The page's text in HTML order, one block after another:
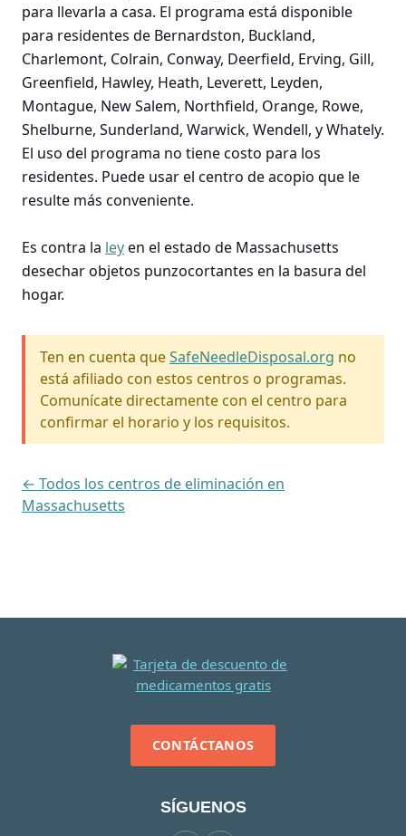
para llevarla a casa. El programa está disponible
para residentes de Bernardston, Buckland,
Charlemont, Colrain, Conway, Deerfield, Erving, Gill,
Greenfield, Hawley, Heath, Leverett, Leyden,
Montague, New Salem, Northfield, Orange, Rowe,
Shelburne, Sunderland, Warwick, Wendell, y Whately.
El uso del programa no tiene costo para los
residentes. Puede usar el centro de acopio que le
resulte más conveniente.
Es contra la leyen el estado de Massachusetts
desechar objetos punzocortantes en la basura del
hogar.
Ten en cuenta queSafeNeedleDisposal.org no
está afiliado con estos centros o programas.
Comunícate directamente con el centro para
confirmar el horario y los requisitos.
← Todos los centros de eliminación en
Massachusetts
CONTÁCTANOS
SÍGUENOS